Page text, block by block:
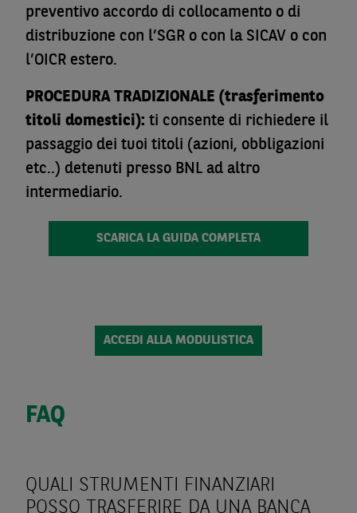
preventivo accordo di collocamento o di
distribuzione con l’SGR o con la SICAV o con
l’OICR estero.
PROCEDURA TRADIZIONALE (trasferimento
titoli domestici): ti consente di richiedere il
passaggio dei tuoi titoli (azioni, obbligazioni
etc..) detenuti presso BNL ad altro
intermediario.
SCARICA LA GUIDA COMPLETA
ACCEDI ALLA MODULISTICA
FAQ
QUALI STRUMENTI FINANZIARI
POSSO TRASFERIRE DA UNA BANCA